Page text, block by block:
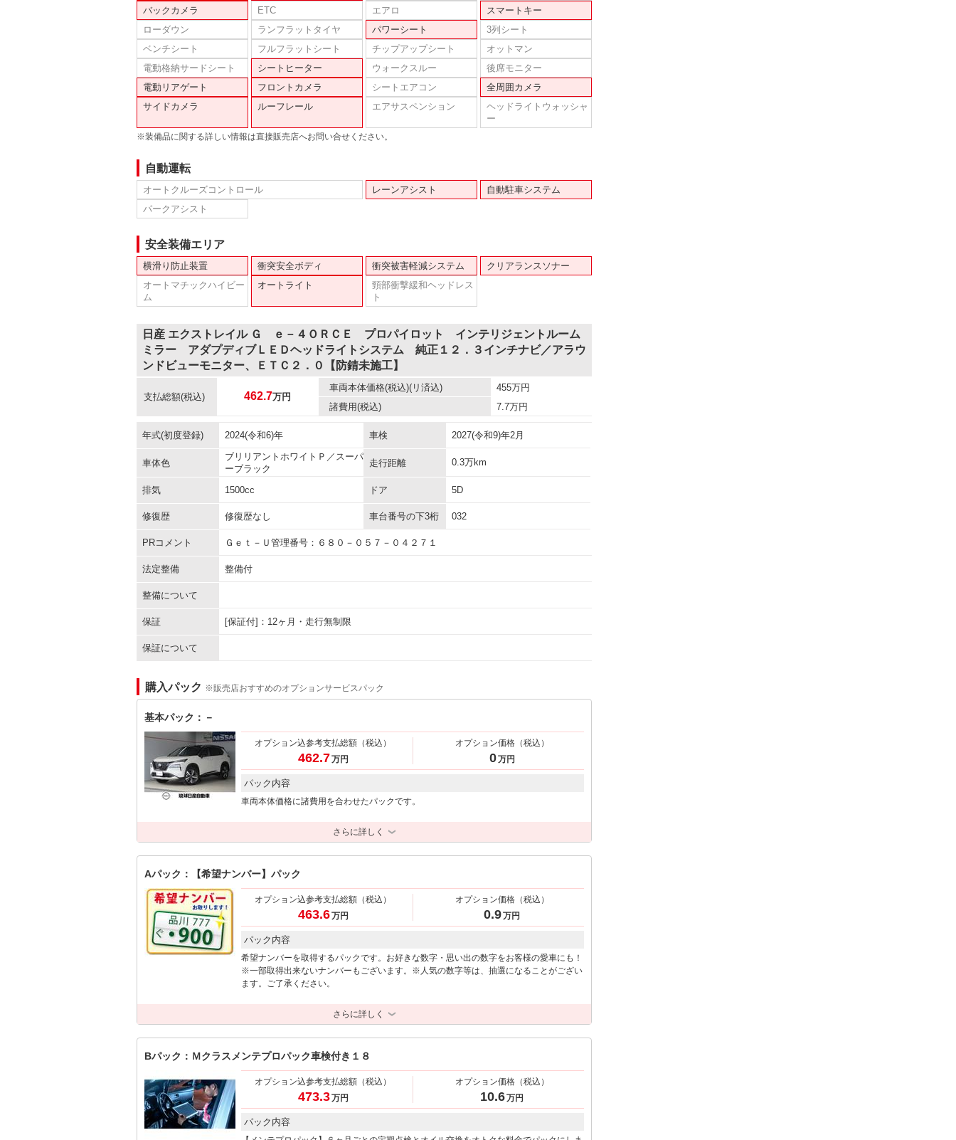
バックカメラ
ETC エアロ
スマートキー
ローダウン
ランフラットタイヤ パワーシート
3列シート
ベンチシート
フルフラットシート チップアップシート
オットマン
電動格納サードシート
シートヒーター ウォークスルー
後席モニター
電動リアゲート
フロントカメラ シートエアコン
全周囲カメラ
サイドカメラ
ルーフレール エアサスペンション
ヘッドライトウォッシャ
ー
※装備品に関する詳しい情報は直接販売店へお問い合せください。
自動運転
オートクルーズコントロール レーンアシスト
自動駐車システム
パークアシスト
安全装備エリア
横滑り防止装置 衝突安全ボディ 衝突被害軽減システム
クリアランスソナー
オートマチックハイビー
ム
オートライト
頸部衝撃緩和ヘッドレス
ト
日産 エクストレイル Ｇ ｅ－４ＯＲＣＥ プロパイロット インテリジェントルーム
ミラー アダプディブＬＥＤヘッドライトシステム 純正１２．３インチナビ／アラウ
ンドビューモニター、ＥＴＣ２．０【防錆未施工】
支払総額(税込) 462.7万円
車両本体価格(税込)(リ済込) 455万円
諸費用(税込) 7.7万円
年式(初度登録) 2024(令和6)年 車検 2027(令和9)年2月
車体色
ブリリアントホワイトＰ／スーパ
ーブラック
走行距離 0.3万km
排気 1500cc ドア 5D
修復歴 修復歴なし 車台番号の下3桁 032
PRコメント Ｇｅｔ－Ｕ管理番号：６８０－０５７－０４２７１
法定整備 整備付
整備について
保証 [保証付]：12ヶ月・走行無制限
保証について
購入パック ※販売店おすすめのオプションサービスパック
基本パック：－
オプション込参考支払総額 （税込）
462.7万円
オプション価格（税込）
0万円
パック内容
車両本体価格に諸費用を合わせたパックです。
さらに詳しく
Aパック：【希望ナンバー】パック
オプション込参考支払総額 （税込）
463.6万円
オプション価格（税込）
0.9万円
パック内容
希望ナンバーを取得するパックです。お好きな数字・思い出の数字をお客様の愛車にも！
※一部取得出来ないナンバーもございます。※人気の数字等は、抽選になることがござい
ます。ご了承ください。
さらに詳しく
Bパック：Ｍクラスメンテプロパック車検付き１８
オプション込参考支払総額 （税込）
473.3万円
オプション価格（税込）
10.6万円
パック内容